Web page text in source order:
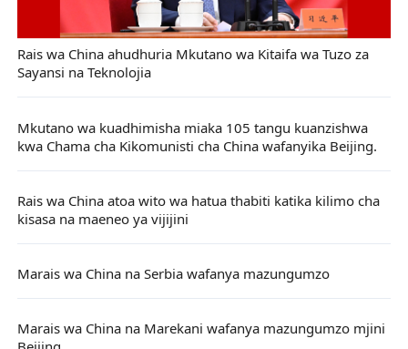
Rais wa China ahudhuria Mkutano wa Kitaifa wa Tuzo za
Sayansi na Teknolojia
Mkutano wa kuadhimisha miaka 105 tangu kuanzishwa
kwa Chama cha Kikomunisti cha China wafanyika Beijing.
Rais wa China atoa wito wa hatua thabiti katika kilimo cha
kisasa na maeneo ya vijijini
Marais wa China na Serbia wafanya mazungumzo
Marais wa China na Marekani wafanya mazungumzo mjini